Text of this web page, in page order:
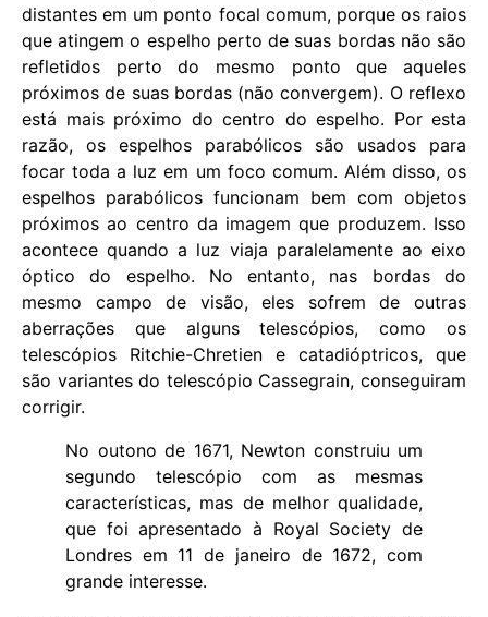
distantes em um ponto focal comum, porque os raios
que atingem o espelho perto de suas bordas não são
refletidos perto do mesmo ponto que aqueles
próximos de suas bordas (não convergem). O reflexo
está mais próximo do centro do espelho. Por esta
razão, os espelhos parabólicos são usados ​​para
focar toda a luz em um foco comum. Além disso, os
espelhos parabólicos funcionam bem com objetos
próximos ao centro da imagem que produzem. Isso
acontece quando a luz viaja paralelamente ao eixo
óptico do espelho. No entanto, nas bordas do
mesmo campo de visão, eles sofrem de outras
aberrações que alguns telescópios, como os
telescópios Ritchie-Chretien e catadióptricos, que
são variantes do telescópio Cassegrain, conseguiram
corrigir.
No outono de 1671, Newton construiu um
segundo telescópio com as mesmas
características, mas de melhor qualidade,
que foi apresentado à Royal Society de
Londres em 11 de janeiro de 1672, com
grande interesse.